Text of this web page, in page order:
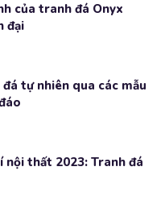
của tranh đá Onyx
đại
tự nhiên qua các mẫu
thất 2023: Tranh đá